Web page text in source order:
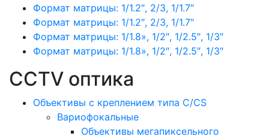
Формат матрицы: 1/1.2″, 2/3, 1/1.7″
Формат матрицы: 1/1.2″, 2/3, 1/1.7″
Формат матрицы: 1/1.8», 1/2″, 1/2.5″, 1/3″
Формат матрицы: 1/1.8», 1/2″, 1/2.5″, 1/3″
CCTV оптика
Объективы с креплением типа C/CS
Вариофокальные
Объективы мегапиксельного